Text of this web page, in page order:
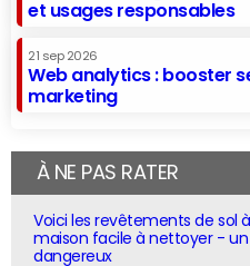
et usages responsables
21 sep 2026
Web analytics : booster
marketing
À NE PAS RATER
Voici les revêtements de sol
maison facile à nettoyer -
dangereux